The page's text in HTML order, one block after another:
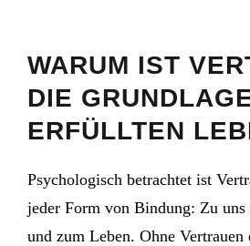
WARUM IST
DIE
ERFÜLLTEN
Psychologisch betrachtet ist
jeder Form von Bindung: Zu uns
und zum Leben. Ohne Vertrauen